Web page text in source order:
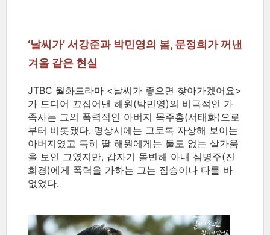
‘날씨가’ 서강준과 박민영의 봄, 문정희가 꺼낸
겨울 같은 현실
JTBC 월화드라마 <날씨가 좋으면 찾아가겠어요>
가 드디어 끄집어낸 해원(박민영)의 비극적인 가
족사는 그의 폭력적인 아버지 목주홍(서태화)으로
부터 비롯됐다. 평상시에는 그토록 자상해 보이는
아버지였고 특히 딸 해원에게는 둘도 없는 살가움
을 보인 그였지만, 갑자기 돌변해 아내 심명주(진
희경)에게 폭력을 가하는 그는 짐승이나 다를 바
없었다.